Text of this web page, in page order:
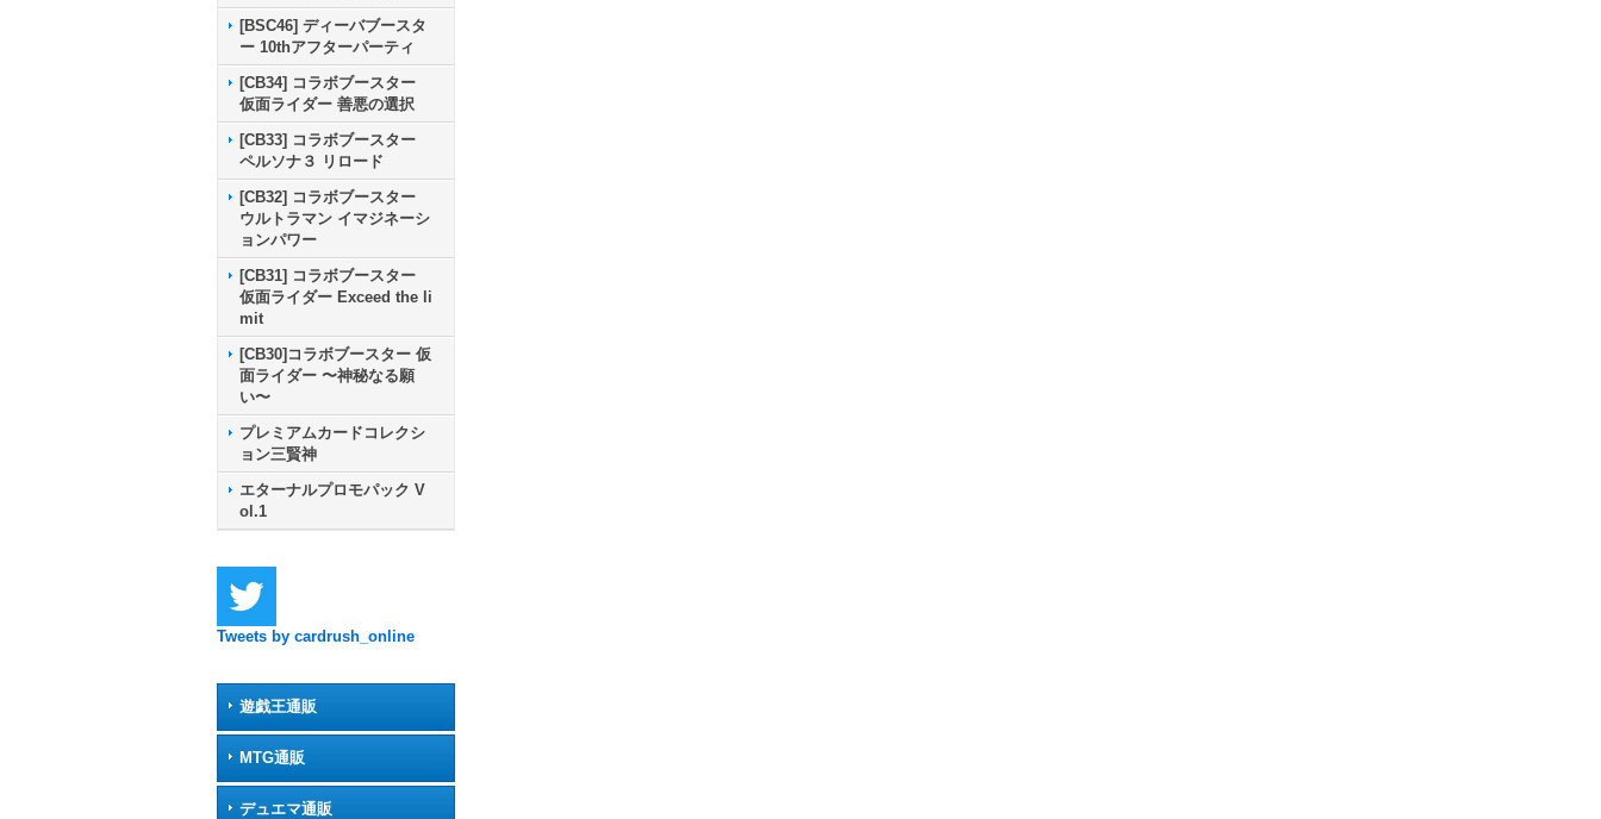
[BSC46] ディーバブースタ
ー 10thアフターパーティ
[CB34] コラボブースター
仮面ライダー 善悪の選択
[CB33] コラボブースター
ペルソナ３ リロード
[CB32] コラボブースター
ウルトラマン イマジネーシ
ョンパワー
[CB31] コラボブースター
仮面ライダー Exceed the li
mit
[CB30]コラボブースター 仮
面ライダー 〜神秘なる願
い〜
プレミアムカードコレクシ
ョン三賢神
エターナルプロモパック V
ol.1
Tweets by cardrush_online
遊戯王通販
MTG通販
デュエマ通販